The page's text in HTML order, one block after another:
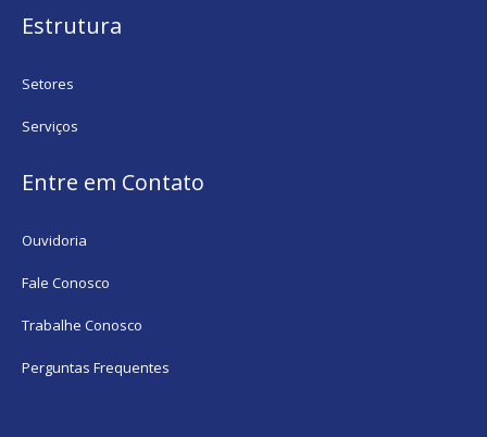
Estrutura
Setores
Serviços
Entre em Contato
Ouvidoria
Fale Conosco
Trabalhe Conosco
Perguntas Frequentes